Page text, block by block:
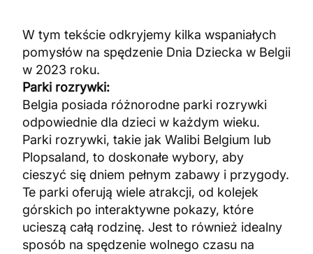
W tym tekście odkryjemy kilka wspaniałych
pomysłów na spędzenie Dnia Dziecka w Belgii
w 2023 roku.
Parki rozrywki:
Belgia posiada różnorodne parki rozrywki
odpowiednie dla dzieci w każdym wieku.
Parki rozrywki, takie jak Walibi Belgium lub
Plopsaland, to doskonałe wybory, aby
cieszyć się dniem pełnym zabawy i przygody.
Te parki oferują wiele atrakcji, od kolejek
górskich po interaktywne pokazy, które
ucieszą całą rodzinę. Jest to również idealny
sposób na spędzenie wolnego czasu na